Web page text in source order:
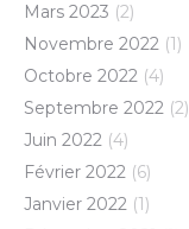
Mars 2023 (2)
Novembre 2022 (1)
Octobre 2022 (4)
Septembre 2022 (2)
Juin 2022 (4)
Février 2022 (6)
Janvier 2022 (1)